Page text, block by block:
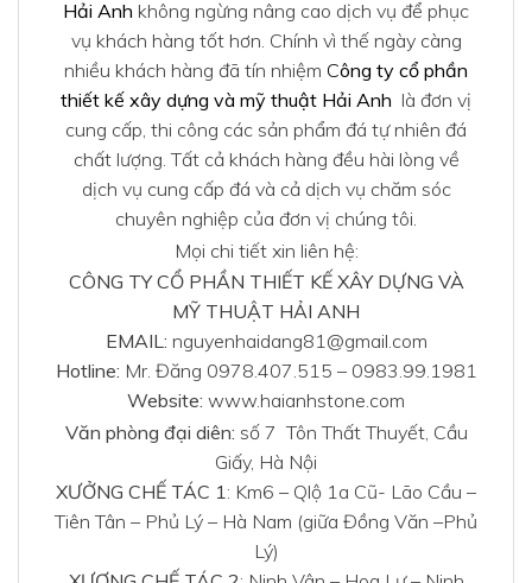
Hải Anh không ngừng nâng cao dịch vụ để phục
vụ khách hàng tốt hơn. Chính vì thế ngày càng
nhiều khách hàng đã tín nhiệm Công ty cổ phần
thiết kế xây dựng và mỹ thuật Hải Anh là đơn vị
cung cấp, thi công các sản phẩm đá tự nhiên đá
chất lượng. Tất cả khách hàng đều hài lòng về
dịch vụ cung cấp đá và cả dịch vụ chăm sóc
chuyên nghiệp của đơn vị chúng tôi.
Mọi chi tiết xin liên hệ:
CÔNG TY CỔ PHẦN THIẾT KẾ XÂY DỰNG VÀ
MỸ THUẬT HẢI ANH
EMAIL: nguyenhaidang81@gmail.com
Hotline: Mr. Đăng 0978.407.515 – 0983.99.1981
Website: www.haianhstone.com
Văn phòng đại diên: số 7 Tôn Thất Thuyết, Cầu
Giấy, Hà Nội
XƯỞNG CHẾ TÁC 1 : Km6 – Qlộ 1a Cũ- Lão Cầu –
Tiên Tân – Phủ Lý – Hà Nam (giữa Đồng Văn –Phủ
Lý)